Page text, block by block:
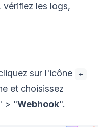
vérifiez les logs,
sur l'icône +
et choisissez
> "Webhook".